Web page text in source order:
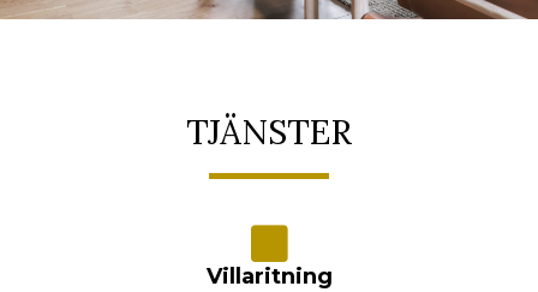
TJÄNSTER
Villaritning